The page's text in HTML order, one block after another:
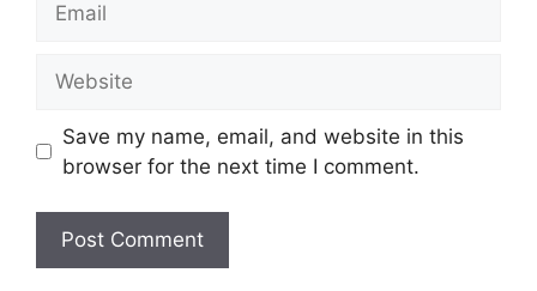
Save my name, email, and website in this
browser for the next time I comment.